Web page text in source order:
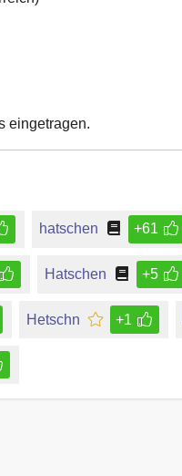
eingetragen.
hatschen +61
Hatschen +5
Hetschn +1